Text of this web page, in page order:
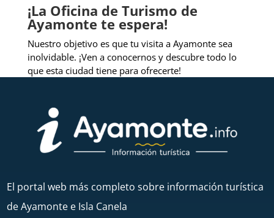
¡La Oficina de Turismo de
Ayamonte te espera!
Nuestro objetivo es que tu visita a Ayamonte sea
inolvidable. ¡Ven a conocernos y descubre todo lo
que esta ciudad tiene para ofrecerte!
El portal web más completo sobre información turística
de Ayamonte e Isla Canela